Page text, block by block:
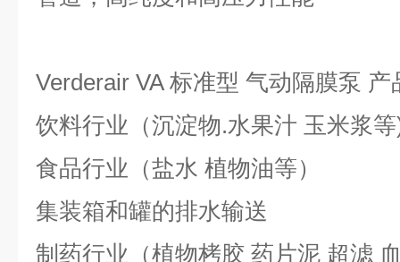
Verderair VA 标准型 气动隔膜泵 产
饮料行业（沉淀物.水果汁 玉米浆
食品行业（盐水 植物油等）
集装箱和罐的排水输送
制药行业（植物栲胶 药片泥 超滤